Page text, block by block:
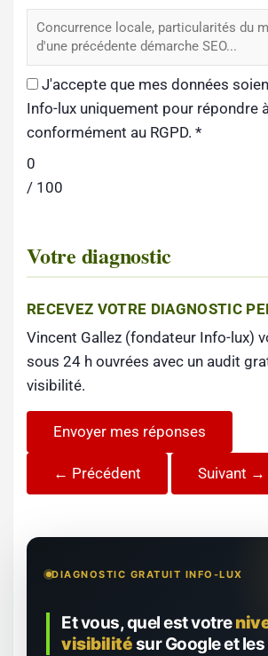
J'accepte que mes données
Info-lux uniquement pour répondre
conformément au RGPD. *
0
/ 100
Votre diagnostic
RECEVEZ VOTRE DIAGNOSTIC
Vincent Gallez (fondateur Info-lux)
sous 24 h ouvrées avec un audit
visibilité.
Envoyer mes réponses
← Précédent Suivant →
DIAGNOSTIC GRATUIT INFO-LUX
Et vous, quel est votre
visibilitésur Google et les